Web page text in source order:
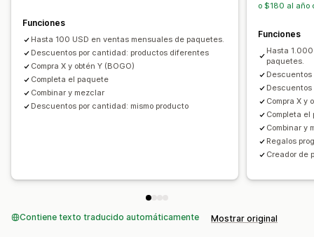
Precios que puedes fijar
Precios fijos
Precios por niveles Descuentos por cantidad
Descuentos
Descuentos por volumen
Descuentos porcentuales
Descuentos en el carrito
Envío gratis
BOGO
Funciones
Hasta 100 USD en ventas mensuales de paquetes.
Descuentos por cantidad: productos diferentes
Compra X y obtén Y (BOGO)
Completa el paquete
Combinar y mezclar
Descuentos por cantidad: mismo producto
o $180 al año
Funciones
Hasta
paquetes.
Descuentos
Compra X y
Completa el
Combinar y
Regalos
Creador de
Contiene texto traducido automáticamente Mostrar original